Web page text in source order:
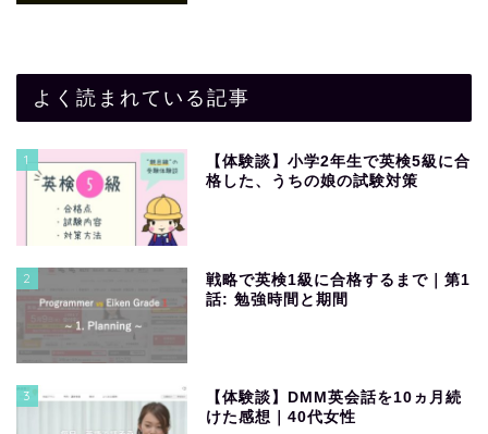
よく読まれている記事
1
【体験談】小学2年生で英検5級に合
格した、うちの娘の試験対策
2
戦略で英検1級に合格するまで｜第1
話: 勉強時間と期間
3
【体験談】DMM英会話を10ヵ月続
けた感想｜40代女性